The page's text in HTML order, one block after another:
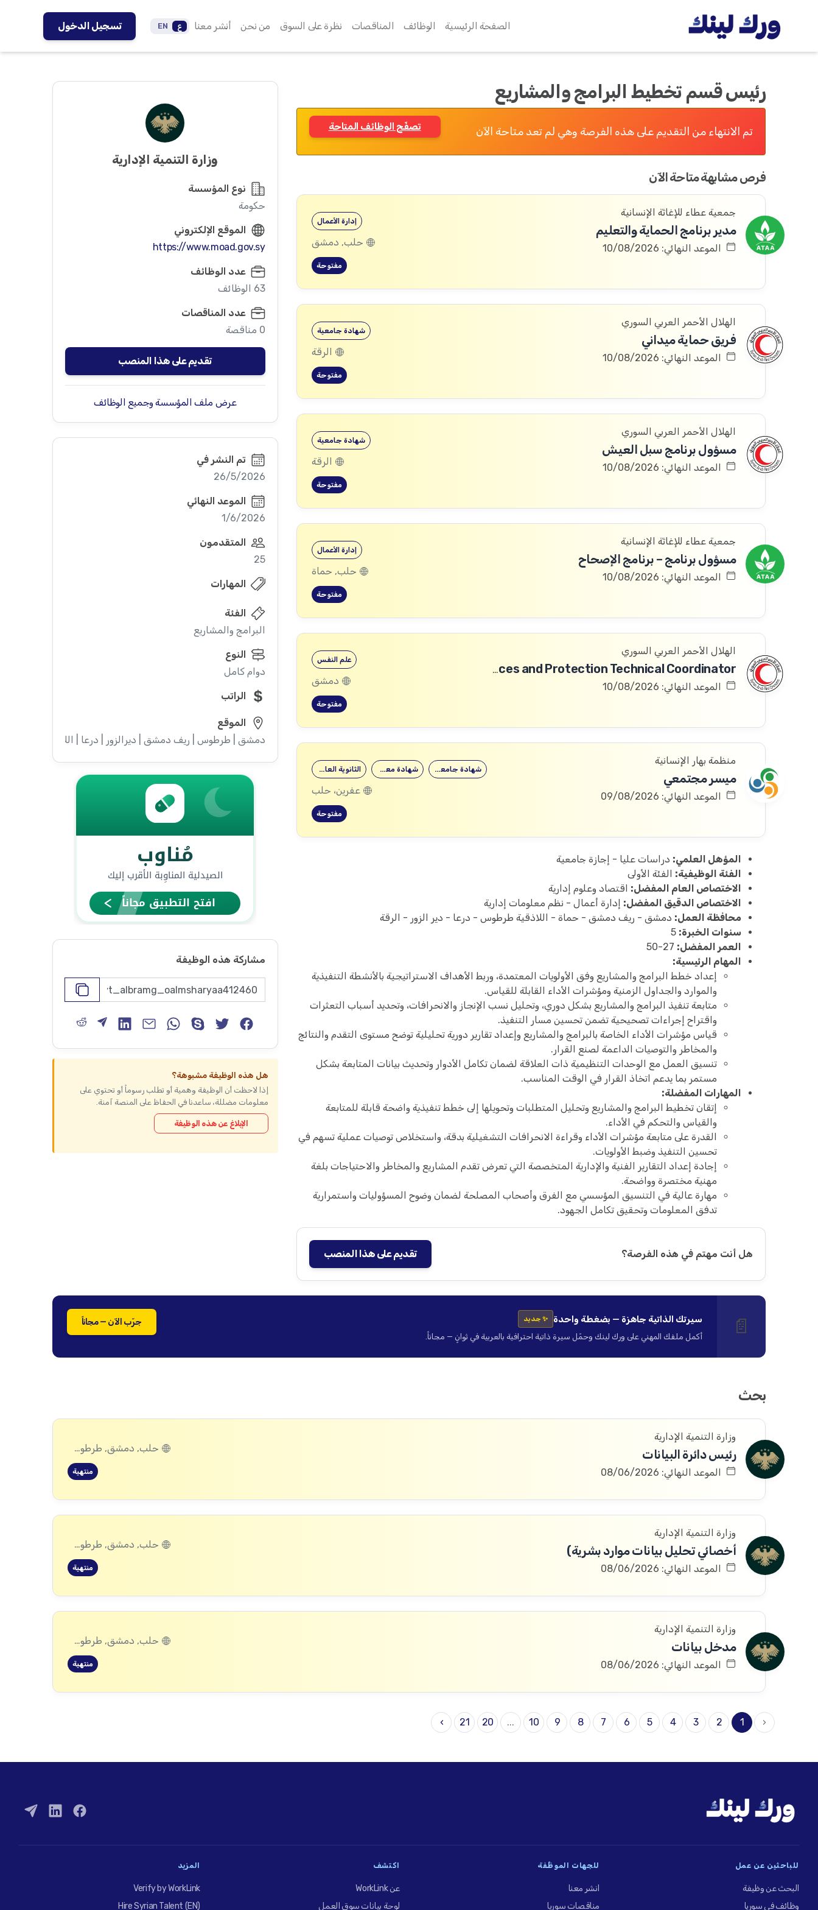
الصفحة الرئيسية الوظائف المناقصات نظرة على السوق من نحن أنشر معنا ع EN تسجيل الدخول
رئيس قسم تخطيط البرامج والمشاريع
تم الانتهاء من التقديم على هذه الفرصة وهي لم تعد متاحة الآن تصفّح الوظائف المتاحة
فرص مشابهة متاحة الآن
جمعية عطاء للإغاثة الإنسانية
مدير برنامج الحماية والتعليم
الموعد النهائي: 10/08/2026
إدارة الأعمال
حلب, دمشق
مفتوحة
الهلال الأحمر العربي السوري
فريق حماية ميداني
الموعد النهائي: 10/08/2026
شهادة جامعية
الرقة
مفتوحة
الهلال الأحمر العربي السوري
مسؤول برنامج سبل العيش
الموعد النهائي: 10/08/2026
شهادة جامعية
الرقة
مفتوحة
جمعية عطاء للإغاثة الإنسانية
مسؤول برنامج – برنامج الإصحاح
الموعد النهائي: 10/08/2026
إدارة الأعمال
حلب, حماة
مفتوحة
الهلال الأحمر العربي السوري
Community Services and Protection Technical Coordinator
الموعد النهائي: 10/08/2026
علم النفس
دمشق
مفتوحة
منظمة بهار الإنسانية
ميسر مجتمعي
الموعد النهائي: 09/08/2026
الثانوية العامة شهادة معهد شهادة جامعية
عفرين، حلب
مفتوحة
المؤهل العلمي: دراسات عليا - إجازة جامعية
الفئة الوظيفية: الفئة الأولى
الاختصاص العام المفضل: اقتصاد وعلوم إدارية
الاختصاص الدقيق المفضل: إدارة أعمال - نظم معلومات إدارية
محافظة العمل: دمشق - ريف دمشق - حماة - اللاذقية طرطوس - درعا - دير الزور - الرقة
سنوات الخبرة:
العمر المفضل:
المهام الرئيسية:
إعداد خطط البرامج والمشاريع وفق الأولويات المعتمدة، وربط الأهداف الاستراتيجية بالأنشطة التنفيذية
والموارد والجداول الزمنية ومؤشرات الأداء القابلة للقياس.
متابعة تنفيذ البرامج والمشاريع بشكل دوري، وتحليل نسب الإنجاز والانحرافات، وتحديد أسباب التعثرات
واقتراح إجراءات تصحيحية تضمن تحسين مسار التنفيذ.
قياس مؤشرات الأداء الخاصة بالبرامج والمشاريع وإعداد تقارير دورية تحليلية توضح مستوى التقدم والنتائج
والمخاطر والتوصيات الداعمة لصنع القرار.
تنسيق العمل مع الوحدات التنظيمية ذات العلاقة لضمان تكامل الأدوار وتحديث بيانات المتابعة بشكل
مستمر بما يدعم اتخاذ القرار في الوقت المناسب.
المهارات المفضلة:
إتقان تخطيط البرامج والمشاريع وتحليل المتطلبات وتحويلها إلى خطط تنفيذية واضحة قابلة للمتابعة
والقياس والتحكم في الأداء.
القدرة على متابعة مؤشرات الأداء وقراءة الانحرافات التشغيلية بدقة، واستخلاص توصيات عملية تسهم في
تحسين التنفيذ وضبط الأولويات.
إجادة إعداد التقارير الفنية والإدارية المتخصصة التي تعرض تقدم المشاريع والمخاطر والاحتياجات بلغة
مهنية مختصرة وواضحة.
مهارة عالية في التنسيق المؤسسي مع الفرق وأصحاب المصلحة لضمان وضوح المسؤوليات واستمرارية
تدفق المعلومات وتحقيق تكامل الجهود.
هل أنت مهتم في هذه الفرصة؟ تقديم على هذا المنصب
وزارة التنمية الإدارية
نوع المؤسسة
حكومة
الموقع الإلكتروني
https://www.moad.gov.sy
عدد الوظائف
63 الوظائف
عدد المناقصات
0 مناقصة
تقديم على هذا المنصب
عرض ملف المؤسسة وجميع الوظائف
تم النشر في
26/5/2026
الموعد النهائي
1/6/2026
المتقدمون
25
المهارات
الفئة
البرامج والمشاريع
النوع
دوام كامل
الراتب
الموقع
دمشق | طرطوس | ريف دمشق | ديرالزور | درعا | اللاذقية | حماة
مشاركة هذه الوظيفة
هل هذه الوظيفة مشبوهة؟
إذا لاحظت أن الوظيفة وهمية أو تطلب رسوماً أو تحتوي على
معلومات مضللة، ساعدنا في الحفاظ على المنصة آمنة.
الإبلاغ عن هذه الوظيفة
📄 سيرتك الذاتية جاهزة — بضغطة واحدة ✨ جديد
أكمل ملفك المهني على ورك لينك وحمّل سيرة ذاتية احترافية بالعربية في ثوانٍ — مجاناً.
جرّب الآن — مجاناً
بحث
وزارة التنمية الإدارية
رئيس دائرة البيانات
الموعد النهائي: 08/06/2026
حلب, دمشق, طرطوس, ريف دمشق, ديرالزور, درعا, إدلب, القنيطرة, اللاذقية, الرقة, حمص, الحسكة, حماة
منتهية
وزارة التنمية الإدارية
أخصائي تحليل بيانات موارد بشرية)
الموعد النهائي: 08/06/2026
حلب, دمشق, طرطوس, ريف دمشق, ديرالزور, درعا, إدلب, القنيطرة, اللاذقية, الرقة, حمص, الحسكة, حماة
منتهية
وزارة التنمية الإدارية
مدخل بيانات
الموعد النهائي: 08/06/2026
حلب, دمشق, طرطوس, ريف دمشق, ديرالزور, درعا, إدلب, القنيطرة, اللاذقية, الرقة, حمص, الحسكة, حماة
منتهية
‹
1
2
3
4
5
6
7
8
9
10
...
20
21
›
للباحثين عن عمل
البحث عن وظيفة
وظائف في سوريا
للجهات الموظِّفة
انشر معنا
مناقصات سوريا
اكتشف
عن WorkLink
لوحة بيانات سوق العمل
المزيد
Verify by WorkLink
Hire Syrian Talent (EN)